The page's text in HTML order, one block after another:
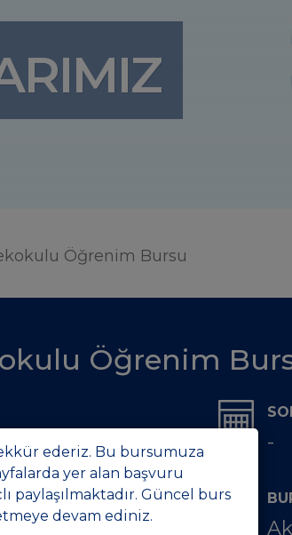
ederiz. Bu bursumuza
yer alan başvuru
paylaşılmaktadır. Güncel burs
devam ediniz.
Öğrenim Bursu
Öğrenim
-